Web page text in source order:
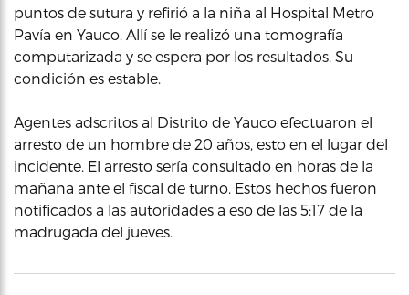
puntos de sutura y refirió a la niña al Hospital Metro
Pavía en Yauco. Allí se le realizó una tomografía
computarizada y se espera por los resultados. Su
condición es estable.
Agentes adscritos al Distrito de Yauco efectuaron el
arresto de un hombre de 20 años, esto en el lugar del
incidente. El arresto sería consultado en horas de la
mañana ante el fiscal de turno. Estos hechos fueron
notificados a las autoridades a eso de las 5:17 de la
madrugada del jueves.